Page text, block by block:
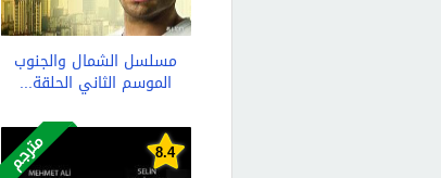
مسلسل الشمال والجنوب
الموسم الثاني الحلقة...
8.4 مترجم